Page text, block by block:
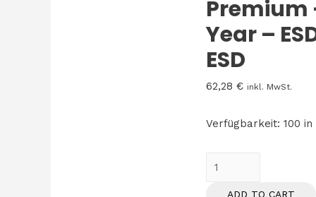
Premium
Year –
ESD
62,28€ inkl. MwSt.
Verfügbarkeit: 100
ADD TO CART